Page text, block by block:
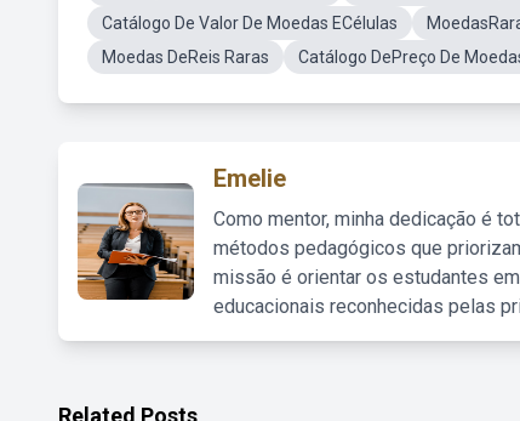
Catálogo De Valor De Moedas ECélulas
Moedas DeReis Raras
Catálogo DePreço De
Emelie
Como mentor, minha dedicação é
métodos pedagógicos que
missão é orientar os estudantes
educacionais reconhecidas pelas
Related Posts